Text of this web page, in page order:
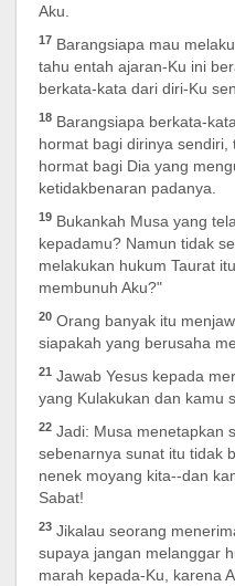
Aku.
17 Barangsiapa mau
tahu entah ajaran-Ku ini
berkata-kata dari diri-Ku
18 Barangsiapa berkata-
hormat bagi dirinya
hormat bagi Dia yang
ketidakbenaran padanya.
19 Bukankah Musa yang
kepadamu? Namun tidak
melakukan hukum Taurat
membunuh Aku?"
20 Orang banyak itu
siapakah yang berusaha
21 Jawab Yesus kepada
yang Kulakukan dan kamu
22 Jadi: Musa menetapkan
sebenarnya sunat itu tidak
nenek moyang kita--dan
Sabat!
23 Jikalau seorang
supaya jangan melanggar
marah kepada-Ku, karena